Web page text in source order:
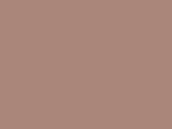
ーのお皿が限定入荷しま